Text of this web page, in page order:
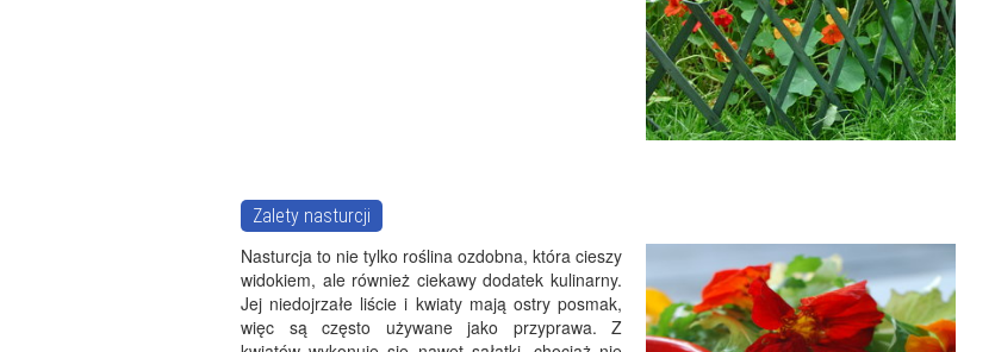
Zalety nasturcji
Nasturcja to nie tylko roślina ozdobna, która cieszy
widokiem, ale również ciekawy dodatek kulinarny.
Jej niedojrzałe liście i kwiaty mają ostry posmak,
więc są często używane jako przyprawa. Z